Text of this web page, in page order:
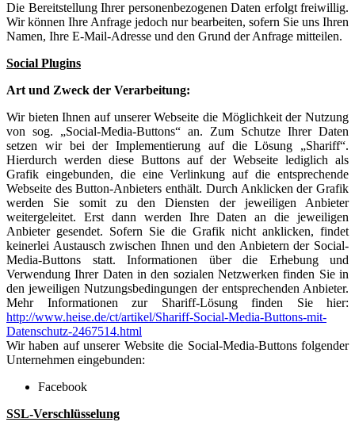
Die Bereitstellung Ihrer personenbezogenen Daten erfolgt freiwillig.
Wir können Ihre Anfrage jedoch nur bearbeiten, sofern Sie uns Ihren
Namen, Ihre E-Mail-Adresse und den Grund der Anfrage mitteilen.
Social Plugins
Art und Zweck der Verarbeitung:
Wir bieten Ihnen auf unserer Webseite die Möglichkeit der Nutzung
von sog. „Social-Media-Buttons“ an. Zum Schutze Ihrer Daten
setzen wir bei der Implementierung auf die Lösung „Shariff“.
Hierdurch werden diese Buttons auf der Webseite lediglich als
Grafik eingebunden, die eine Verlinkung auf die entsprechende
Webseite des Button-Anbieters enthält. Durch Anklicken der Grafik
werden Sie somit zu den Diensten der jeweiligen Anbieter
weitergeleitet. Erst dann werden Ihre Daten an die jeweiligen
Anbieter gesendet. Sofern Sie die Grafik nicht anklicken, findet
keinerlei Austausch zwischen Ihnen und den Anbietern der Social-
Media-Buttons statt. Informationen über die Erhebung und
Verwendung Ihrer Daten in den sozialen Netzwerken finden Sie in
den jeweiligen Nutzungsbedingungen der entsprechenden Anbieter.
Mehr Informationen zur Shariff-Lösung finden Sie hier:
http://www.heise.de/ct/artikel/Shariff-Social-Media-Buttons-mit-
Datenschutz-2467514.html
Wir haben auf unserer Website die Social-Media-Buttons folgender
Unternehmen eingebunden:
Facebook
SSL-Verschlüsselung